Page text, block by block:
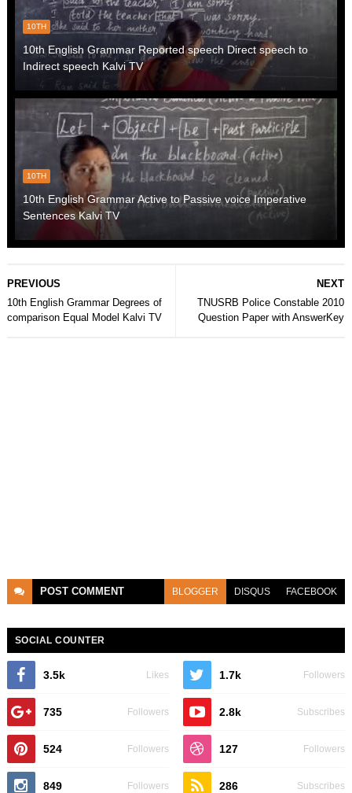
10TH
10th English Grammar Reported speech Direct speech to
Indirect speech Kalvi TV
10TH
10th English Grammar Active to Passive voice Imperative
Sentences Kalvi TV
NEXT
TNUSRB Police Constable 2010
Question Paper with AnswerKey
PREVIOUS
10th English Grammar Degrees of
comparison Equal Model Kalvi TV
POST COMMENT BLOGGER DISQUS FACEBOOK
SOCIAL COUNTER
3.5k Likes 1.7k Followers
735 Followers 2.8k Subscribes
524 Followers 127 Followers
849 Followers 286 Subscribes